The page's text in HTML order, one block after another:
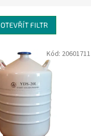
OTEVŘÍT FILTR
Kód: 20601711